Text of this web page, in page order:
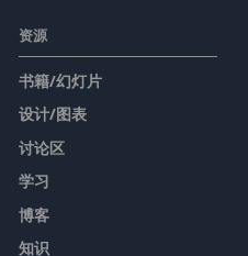
资源
书籍/幻灯片
设计/图表
讨论区
学习
博客
知识